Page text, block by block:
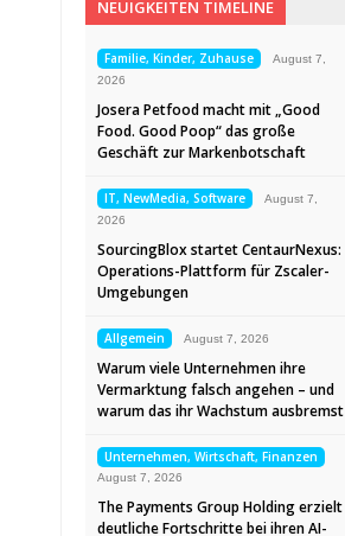
NEUIGKEITEN TIMELINE
Familie, Kinder, Zuhause
August 7,
2026
Josera Petfood macht mit „Good
Food. Good Poop“ das große
Geschäft zur Markenbotschaft
IT, NewMedia, Software
August 7,
2026
SourcingBlox startet CentaurNexus:
Operations-Plattform für Zscaler-
Umgebungen
Allgemein August 7, 2026
Warum viele Unternehmen ihre
Vermarktung falsch angehen – und
warum das ihr Wachstum ausbremst
Unternehmen, Wirtschaft, Finanzen
August 7, 2026
The Payments Group Holding erzielt
deutliche Fortschritte bei ihren AI-